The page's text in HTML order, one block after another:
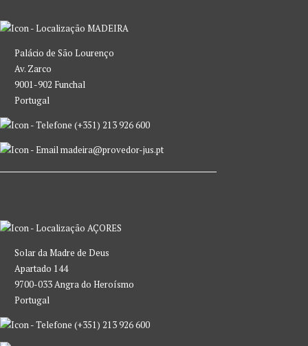
MADEIRA
Palácio de São Lourenço
Av. Zarco
9001-902 Funchal
Portugal
(+351) 213 926 600
madeira@provedor-jus.pt
AÇORES
Solar da Madre de Deus
Apartado 144
9700-033 Angra do Heroísmo
Portugal
(+351) 213 926 600